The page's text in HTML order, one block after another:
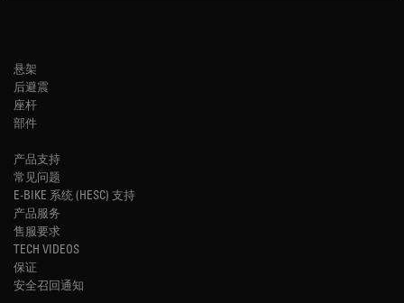
悬架
后避震
座杆
部件
产品支持
常见问题
E-BIKE 系统 (HESC) 支持
产品服务
售服要求
TECH VIDEOS
保证
安全召回通知